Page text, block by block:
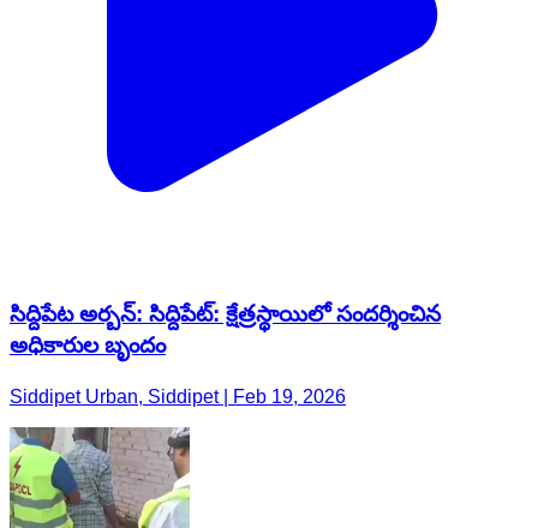
సిద్దిపేట అర్బన్: సిద్దిపేట్: క్షేత్రస్థాయిలో సందర్శించిన
అధికారుల బృందం
Siddipet Urban, Siddipet | Feb 19, 2026